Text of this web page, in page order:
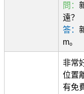
問：
遠？
答：
m。
非常
位置
有免